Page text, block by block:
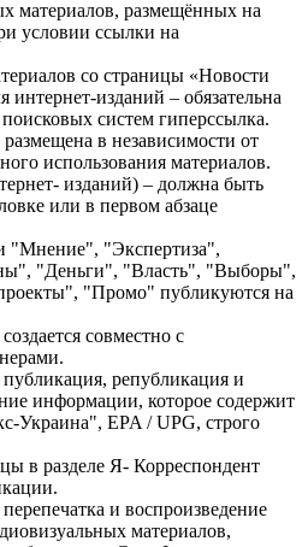
материалов, размещённых на
условии ссылки на
со страницы «Новости
изданий – обязательна
систем гиперссылка.
в независимости от
использования материалов.
изданий) – должна быть
или в первом абзаце
"Мнение", "Экспертиза",
"Деньги", "Власть", "Выборы",
"Промо" публикуются на
совместно с
републикация и
информации, которое содержит
Украина", EPA / UPG, строго
в разделе Я- Корреспондент
и воспроизведение
материалов,